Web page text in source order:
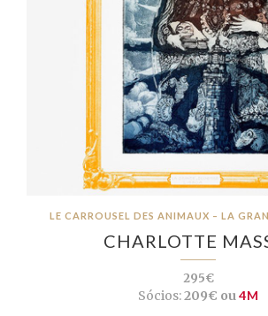
LE CARROUSEL DES ANIMAUX – LA
CHARLOTTE
295€
Sócios:209€ ou4M